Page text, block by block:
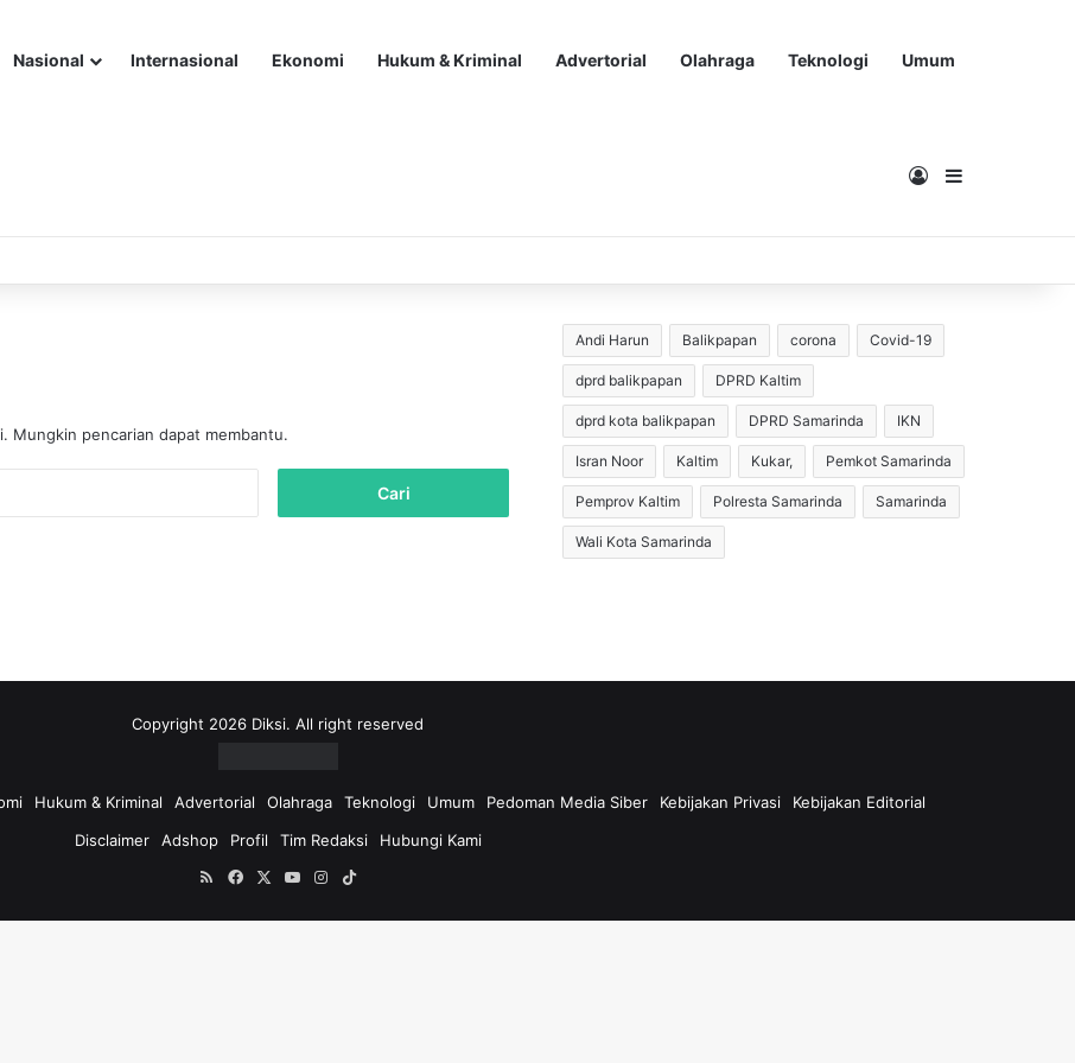
Nasional Internasional Ekonomi Hukum & Kriminal Advertorial Olahraga Teknologi Umum
Masuk
Mungkin pencarian dapat membantu.
k
Andi Harun Balikpapan corona Covid-19
dprd balikpapan DPRD Kaltim
dprd kota balikpapan DPRD Samarinda IKN
Isran Noor Kaltim Kukar, Pemkot Samarinda
Pemprov Kaltim Polresta Samarinda Samarinda
Wali Kota Samarinda
Copyright 2026 Diksi. All right reserved
Hukum & Kriminal Advertorial Olahraga Teknologi Umum Pedoman Media Siber Kebijakan Privasi
Kebijakan Editorial
Disclaimer
Adshop Profil Tim Redaksi
Hubungi Kami
RSSFacebookYouTubeInstagram
TikTok